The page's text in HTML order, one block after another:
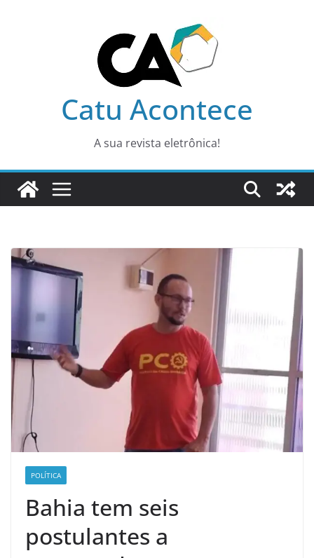
Catu Acontece
A sua revista eletrônica!
POLÍTICA
Bahia tem seis
postulantes a